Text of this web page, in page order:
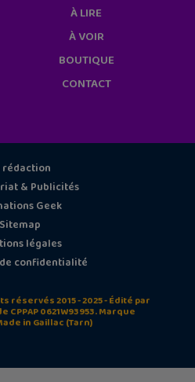
À LIRE
À VOIR
BOUTIQUE
CONTACT
rédaction
& Publicités
Geek
Sitemap
légales
confidentialité
réservés 2015 - 2025 - Édité par
CPPAP 0621W93953. Marque
in Gaillac (Tarn)